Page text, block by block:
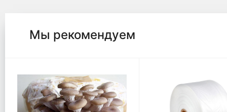
Мы рекомендуем